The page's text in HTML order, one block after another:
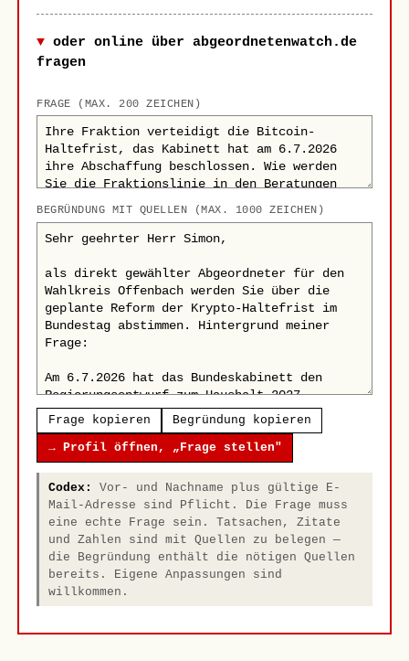
oder online über abgeordnetenwatch.de
fragen
FRAGE (MAX. 200 ZEICHEN)
BEGRÜNDUNG MIT QUELLEN (MAX. 1000 ZEICHEN)
Frage kopieren Begründung kopieren
→ Profil öffnen, „Frage stellen"
Codex:
Vor- und Nachname plus gültige E-
Mail-Adresse sind Pflicht. Die Frage muss
eine echte Frage sein. Tatsachen, Zitate
und Zahlen sind mit Quellen zu belegen —
die Begründung enthält die nötigen Quellen
bereits. Eigene Anpassungen sind
willkommen.